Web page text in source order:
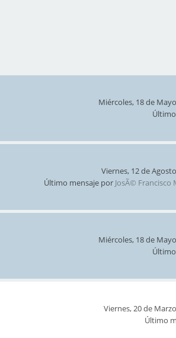
Miércoles, 18 de
Viernes, 12 de
Último mensaje por JosÃ© Francisco
Miércoles, 18 de
Viernes, 20 de
Último